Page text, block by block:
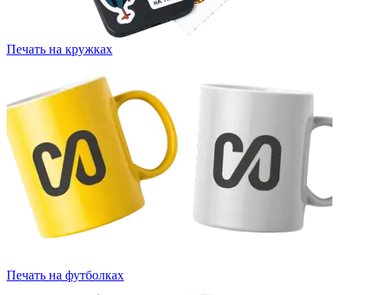
Печать на кружках
Печать на футболках